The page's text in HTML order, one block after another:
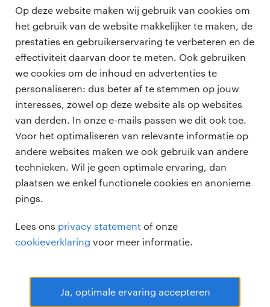
Op deze website maken wij gebruik van cookies om
het gebruik van de website makkelijker te maken, de
prestaties en gebruikerservaring te verbeteren en de
effectiviteit daarvan door te meten. Ook gebruiken
we cookies om de inhoud en advertenties te
personaliseren: dus beter af te stemmen op jouw
interesses, zowel op deze website als op websites
van derden. In onze e-mails passen we dit ook toe.
Voor het optimaliseren van relevante informatie op
andere websites maken we ook gebruik van andere
technieken. Wil je geen optimale ervaring, dan
plaatsen we enkel functionele cookies en anonieme
pings.
Lees ons privacy statement of onze
cookieverklaring voor meer informatie.
Ja, optimale ervaring accepteren
een sterk persoonlijk merk het beslissende verschil
maken. Het gaat niet alleen om opgemerkt worden;
het gaat erom op de juiste manier op te vallen.
Volgens LinkedIn’sGlobal Green Skills Report 2023
groeien vacatures voor ‘groene’ banen bijna twee
keer zo snel als het aantal werknemers met de
vaardigheden om ze te vervullen. Het zichtbaar
maken van je ESG-waarden en expertise opent
deuren naar nieuwe kansen en
carrièremogelijkheden.
Maar het draait niet alleen om het creëren van
nieuwe carrièremogelijkheden. Een sterk ESG-
persoonlijk merk kan ook helpen bij het opbouwen
van vertrouwen, connecties en het maken van
betekenisvolle impact:
Consistente kennisdeling positioneert je als een
betrouwbare stem in ESG. Dit kan leiden tot
meld je nu aan
professionals
vacatures
zzp-opdrachten
careers for expats
voor opdrachtgevers
vacature plaatsen
over ons
werken bij Randstad
onze kantoren